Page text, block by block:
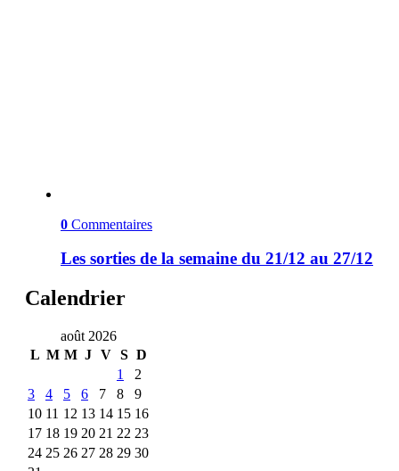
0 Commentaires
Les sorties de la semaine du 21/12 au 27/12
Calendrier
août 2026
L M M J V S D
1
2
3
4 5 6 7 8
9
10 11 12 13 14 15 16
17 18 19 20 21 22 23
24 25 26 27 28 29 30